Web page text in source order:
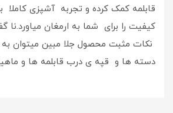
قابلمه کمک کرده و تجربه آشپزی کاملا
کیفیت را برای شما به ارمغان میاورد.نا
نکات مثبت محصول جلا مبین میتوان
دسته ها و قپه ی درب قابلمه ها و